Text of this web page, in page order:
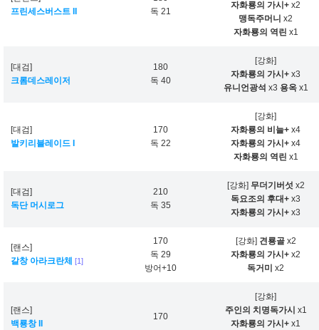
프린세스버스트 II
독 21
자화룡의 가시+ x2
맹독주머니 x2
자화룡의 역린 x1
[대검]
크롬데스레이저
180
독 40
[강화]
자화룡의 가시+ x3
유니언광석 x3 용옥x1
[대검]
발키리블레이드 I
170
독 22
[강화]
자화룡의 비늘+ x4
자화룡의 가시+ x4
자화룡의 역린 x1
[대검]
독단 머시로그
210
독 35
[강화] 무더기버섯 x2
독요조의 후대+ x3
자화룡의 가시+ x3
[랜스]
갈창 아라크란체 [1]
170
독 29
방어+10
[강화] 견룡골x2
자화룡의 가시+ x2
독거미 x2
[랜스]
백룡창 II
170
[강화]
주인의 치명독가시 x1
자화룡의 가시+ x1